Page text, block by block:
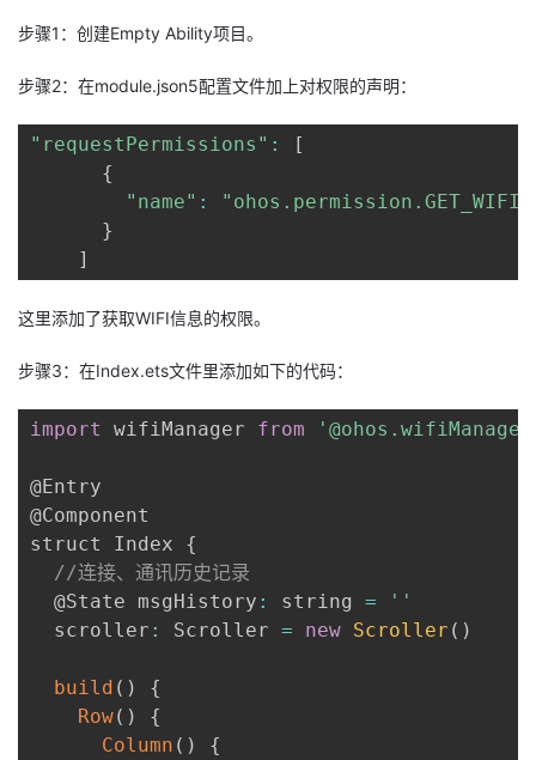
步骤1：创建Empty Ability项目。
步骤2：在module.json5配置文件加上对权限的声明：
"requestPermissions" :
[
{
"name" :
}
]
这里添加了获取WIFI信息的权限。
步骤3：在Index.ets文件里添加如下的代码：
import wifiManager from
@Entry
@Component
struct Index {
//连接、通讯历史记录
  @State msgHistory
: string =
''
  scroller
: Scroller = new Scroller ( )
build ( )
{
Row( )
{
Column ( )
{